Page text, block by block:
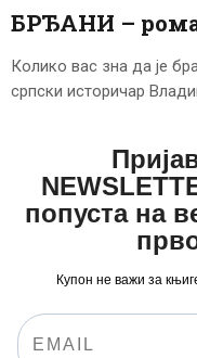
БРЂАНИ –
Колико вас зна да је
српски историчар
попуста на
Купон не важи за